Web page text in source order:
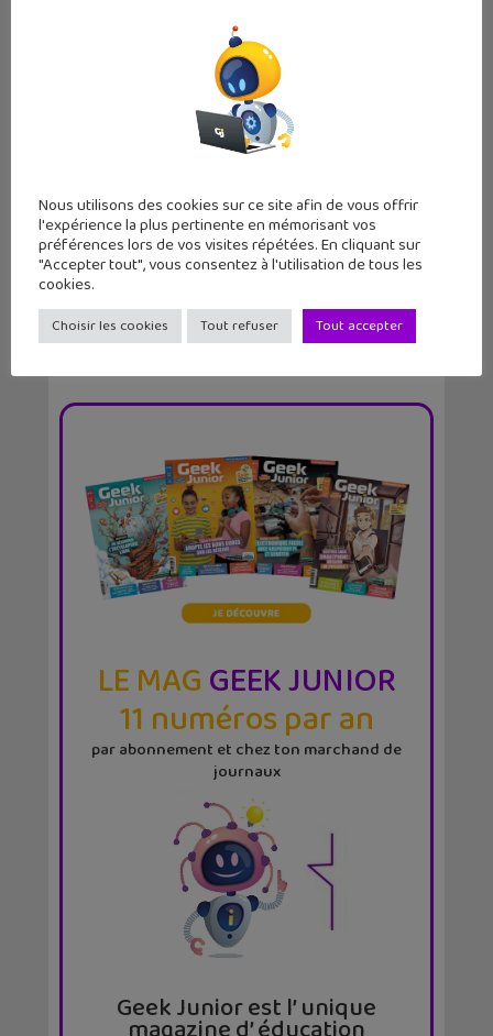
L’Arbre : un jeu de société féérique
adapté...
LE MAGGEEK JUNIOR
11 numéros par an
par abonnement et chez ton marchand de
journaux
Geek Junior est l’ unique
Nous utilisons des cookies sur ce site afin de vous offrir
l'expérience la plus pertinente en mémorisant vos
préférences lors de vos visites répétées. En cliquant sur
"Accepter tout", vous consentez à l'utilisation de tous les
cookies.
Choisir les cookies Tout refuser Tout accepter